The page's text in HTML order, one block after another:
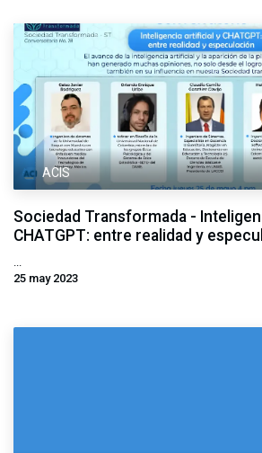
ACIS
Sociedad Transformada -
CHATGPT: entre realidad y
25 may 2023